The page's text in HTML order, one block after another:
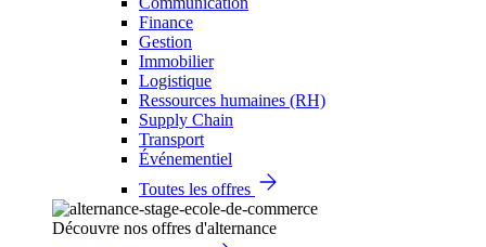
Finance
Gestion
Immobilier
Logistique
Ressources humaines (RH)
Supply Chain
Transport
Événementiel
Toutes les offres
Découvre nos offres d'alternance